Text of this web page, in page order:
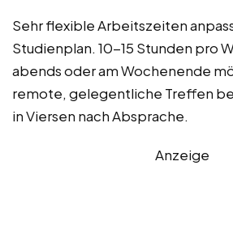
Sehr flexible Arbeitszeiten
Studienplan. 10-15 Stunden pro
abends oder am Wochenende
remote, gelegentliche Treffen
in Viersen nach Absprache.
Anzeige